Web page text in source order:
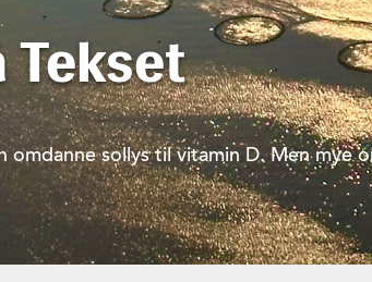
Tekset
omdanne sollys til vitamin D. Men mye